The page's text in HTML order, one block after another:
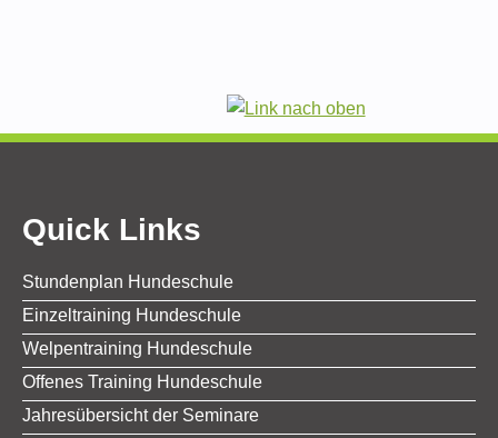
Quick Links
Stundenplan Hundeschule
Einzeltraining Hundeschule
Welpentraining Hundeschule
Offenes Training Hundeschule
Jahresübersicht der Seminare